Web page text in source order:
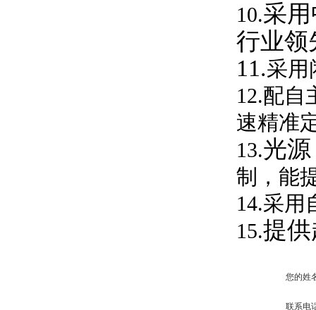
10.采
行业领
11.采用
12.配自
速精准
13.光
制，能
14.采用
15.提供
您的姓
联系电